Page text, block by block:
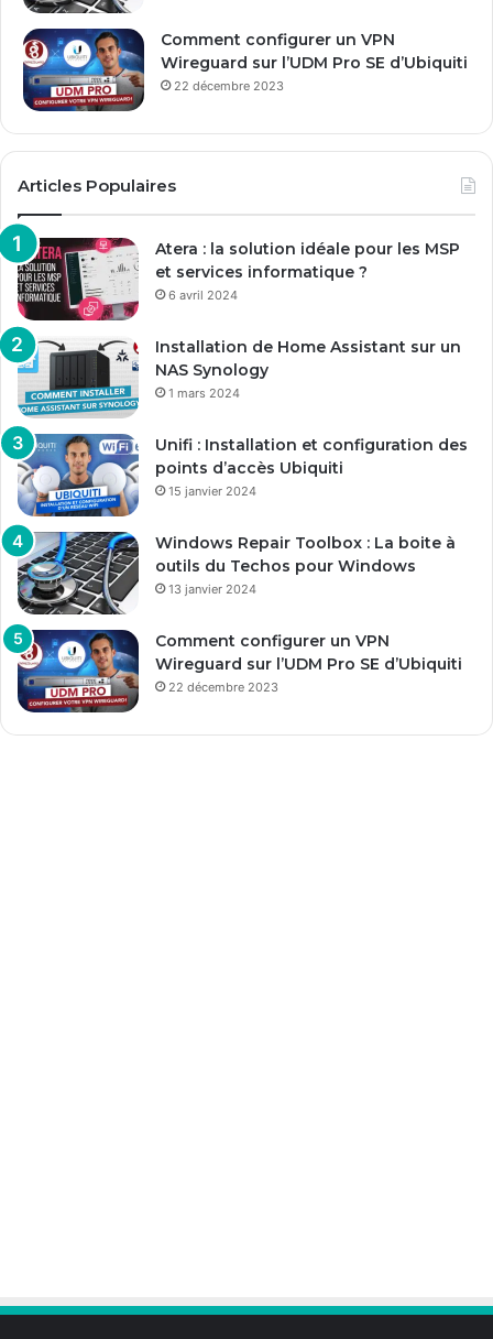
Comment configurer un VPN
Wireguard sur l’UDM Pro SE d’Ubiquiti
22 décembre 2023
Articles Populaires
Atera : la solution idéale pour les MSP
et services informatique ?
6 avril 2024
Installation de Home Assistant sur un
NAS Synology
1 mars 2024
Unifi : Installation et configuration des
points d’accès Ubiquiti
15 janvier 2024
Windows Repair Toolbox : La boite à
outils du Techos pour Windows
13 janvier 2024
Comment configurer un VPN
Wireguard sur l’UDM Pro SE d’Ubiquiti
22 décembre 2023